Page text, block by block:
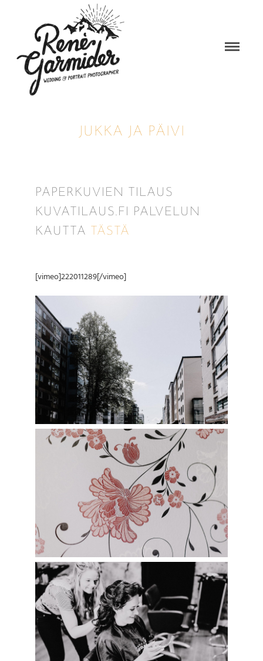
JUKKA JA PÄIVI
PAPERKUVIEN TILAUS
KUVATILAUS.FI PALVELUN
KAUTTA
TÄSTÄ
[vimeo]222011289[/vimeo]